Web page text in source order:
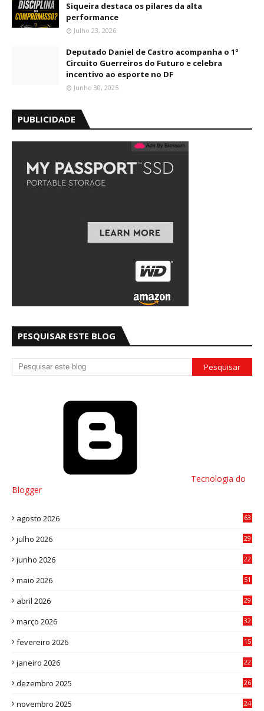
Siqueira destaca os pilares da alta
performance
Julho 23, 2026
Deputado Daniel de Castro acompanha o 1º
Circuito Guerreiros do Futuro e celebra
incentivo ao esporte no DF
Junho 30, 2025
PUBLICIDADE
PESQUISAR ESTE BLOG
Tecnologia do
Blogger
agosto 2026 63
julho 2026
29
junho 2026
22
maio 2026
51
abril 2026
29
março 2026
32
fevereiro 2026
15
janeiro 2026
22
dezembro 2025
26
novembro 2025
24